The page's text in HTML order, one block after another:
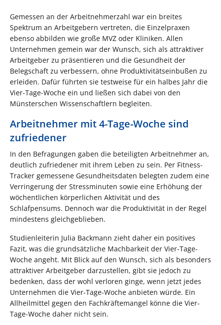
Gemessen an der Arbeitnehmerzahl war ein breites
Spektrum an Arbeitgebern vertreten, die Einzelpraxen
ebenso abbilden wie große MVZ oder Kliniken. Allen
Unternehmen gemein war der Wunsch, sich als attraktiver
Arbeitgeber zu präsentieren und die Gesundheit der
Belegschaft zu verbessern, ohne Produktivitätseinbußen zu
erleiden. Dafür führten sie testweise für ein halbes Jahr die
Vier-Tage-Woche ein und ließen sich dabei von den
Münsterschen Wissenschaftlern begleiten.
Arbeitnehmer mit 4-Tage-Woche sind
zufriedener
In den Befragungen gaben die beteiligten Arbeitnehmer an,
deutlich zufriedener mit ihrem Leben zu sein. Per Fitness-
Tracker gemessene Gesundheitsdaten belegten zudem eine
Verringerung der Stressminuten sowie eine Erhöhung der
wöchentlichen körperlichen Aktivität und des
Schlafpensums. Dennoch war die Produktivität in der Regel
mindestens gleichgeblieben.
Studienleiterin Julia Backmann zieht daher ein positives
Fazit, was die grundsätzliche Machbarkeit der Vier-Tage-
Woche angeht. Mit Blick auf den Wunsch, sich als besonders
attraktiver Arbeitgeber darzustellen, gibt sie jedoch zu
bedenken, dass der wohl verloren ginge, wenn jetzt jedes
Unternehmen die Vier-Tage-Woche anbieten würde. Ein
Allheilmittel gegen den Fachkräftemangel könne die Vier-
Tage-Woche daher nicht sein.